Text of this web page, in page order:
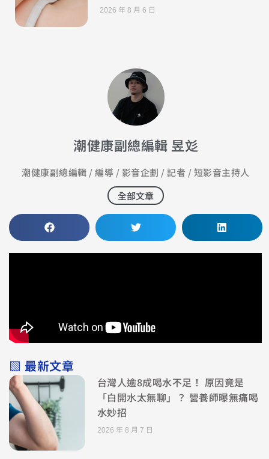
2026 年 8 月 6 日
潮健康副總編輯 昱彣
潮健康副總編輯 / 編導 / 影音企劃 / 記者 / 短影音主持人
全部文章
▧ 最新文章
台灣人逾8成喝水不足！ 原因竟是
「白開水太無聊」？ 營養師曝無痛喝
水妙招
2026 年 8 月 7 日